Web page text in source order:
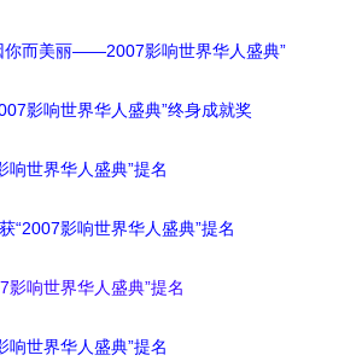
你而美丽——2007影响世界华人盛典”
影响世界华人盛典”终身成就奖
响世界华人盛典”提名
“2007影响世界华人盛典”提名
影响世界华人盛典”提名
响世界华人盛典”提名